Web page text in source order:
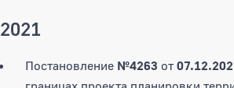
2021
Постановление №4263 от